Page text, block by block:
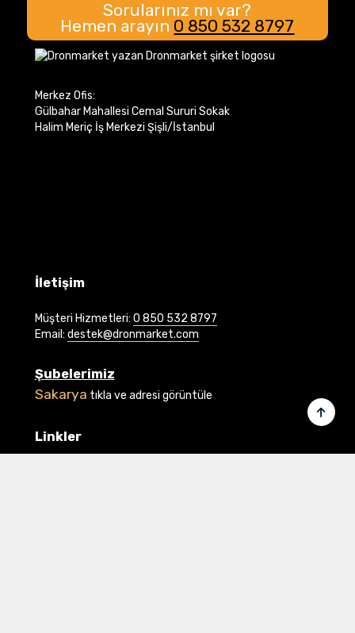
Sorularınız mı var?
Hemen arayın 0 850 532 8797
Merkez Ofis:
Gülbahar Mahallesi Cemal Sururi Sokak
Halim Meriç İş Merkezi Şişli/İstanbul
İletişim
Müşteri Hizmetleri: 0 850 532 8797
Email: destek@dronmarket.com
Şubelerimiz
Sakarya tıkla ve adresi görüntüle
Linkler